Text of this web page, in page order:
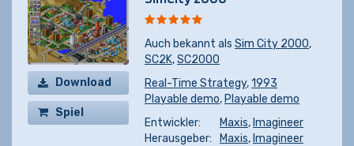
Download
Spiel
Auch bekannt als Sim City 2000,
SC2K,SC2000
Real-Time Strategy,1993
Playable demo, Playable demo
Entwickler:
Maxis, Imagineer
Herausgeber:
Maxis, Imagineer